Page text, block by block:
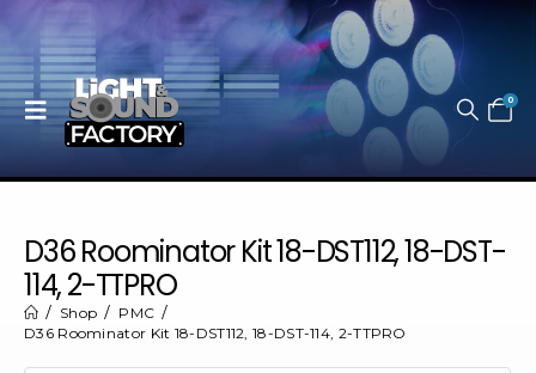
0
D36 Roominator Kit 18-DST112, 18-DST-
114, 2-TTPRO
Shop
PMC
D36 Roominator Kit 18-DST112, 18-DST-114, 2-TTPRO